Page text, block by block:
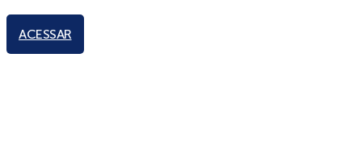
ACESSAR